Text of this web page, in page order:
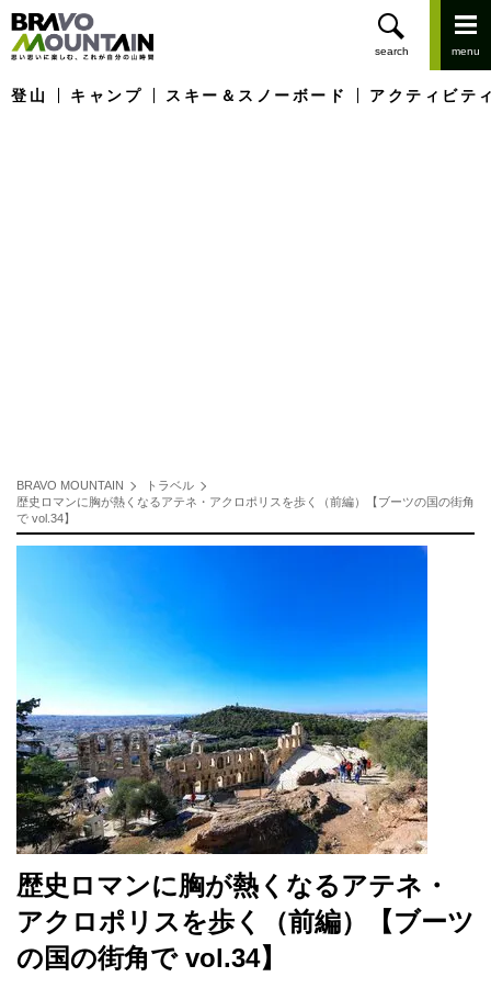
登山 キャンプ スキー＆スノーボード アクティビテ
BRAVO MOUNTAIN
トラベル
歴史ロマンに胸が熱くなるアテネ・アクロポリスを歩く（前編）【ブーツの国の街角
で vol.34】
歴史ロマンに胸が熱くなるアテネ・
アクロポリスを歩く（前編）【ブーツ
の国の街角で vol.34】